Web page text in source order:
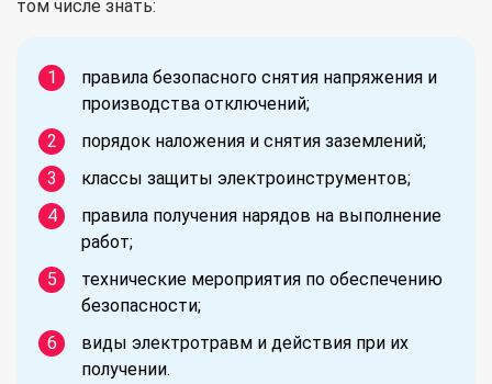
том числе знать:
правила безопасного снятия напряжения и
производства отключений;
порядок наложения и снятия заземлений;
классы защиты электроинструментов;
правила получения нарядов на выполнение
работ;
технические мероприятия по обеспечению
безопасности;
виды электротравм и действия при их
получении.